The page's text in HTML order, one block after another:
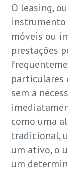
O leasing,
instrumento
móveis ou
prestações
particulares
sem a
como uma
tradicional,
um ativo, o
um